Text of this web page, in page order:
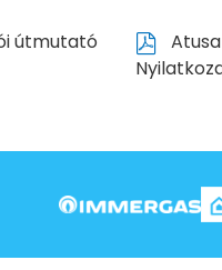
útmutató